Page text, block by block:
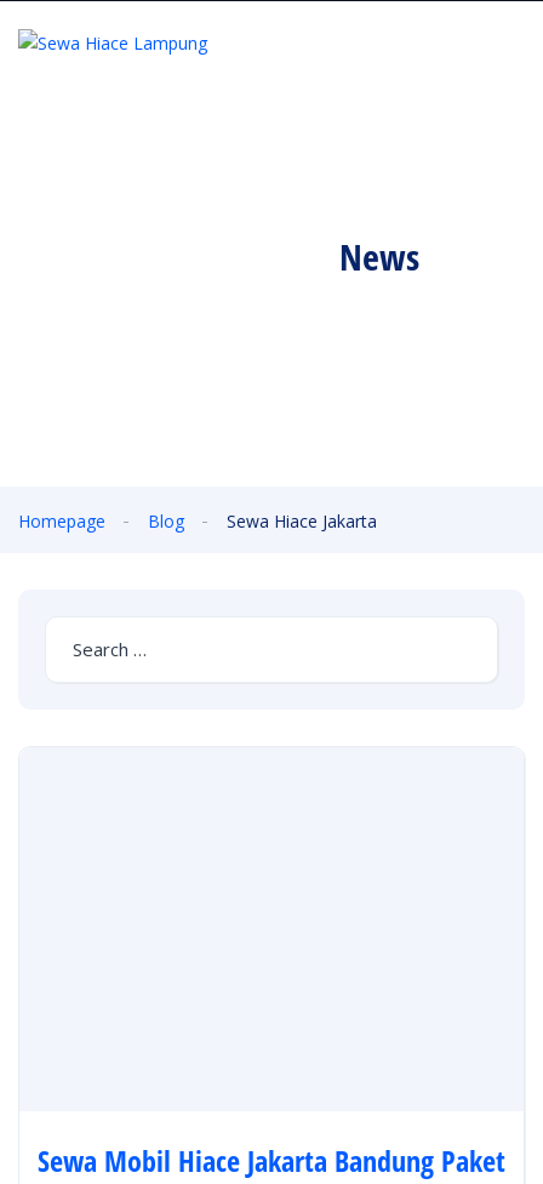
News
Homepage Blog Sewa Hiace Jakarta
Sewa Mobil Hiace Jakarta Bandung Paket